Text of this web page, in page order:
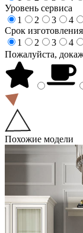
Уровень сервиса
1
2 3 4
Срок изготовления
1
2 3 4
Пожалуйста,
Похожие модели